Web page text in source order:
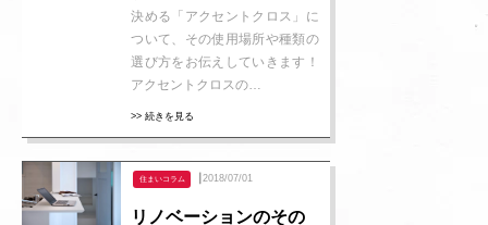
決める「アクセントクロス」に
ついて、その使用場所や種類の
選び方をお伝えしていきます！
アクセントクロスの…
>> 続きを見る
住まいコラム ┃2018/07/01
リノベーションのその